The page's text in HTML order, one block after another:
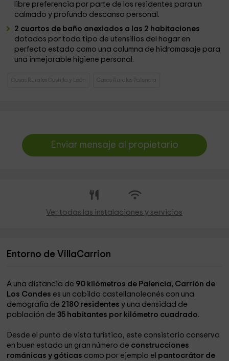
libre preferencia por parte de los residentes para un
calmado y profundo descanso personal.
2 cuartos de baño anexiados a las 2 habitaciones
dotados por todo tipo de utensilios del hogar en
perfecto estado como una columna de hidromasaje para
una inmejorable higiene personal.
Casas Rurales Castilla y León Casas Rurales Palencia
Enviar mensaje al propietario
Ver todas las instalaciones y servicios
Entorno de VillaCarrion
A una distancia de 90 kilómetros de Palencia, Carrión de
Los Condes es un cabildo castellanoleonés con una
demografía de 2180 residentes y una densidad de
población de35 habitantes por kilómetro cuadrado.
Desde el punto de vista turístico, este consistorio conserva
en buen estado un gran número de construcciones
románicas y góticas como por ejemplo el pantocrátor de